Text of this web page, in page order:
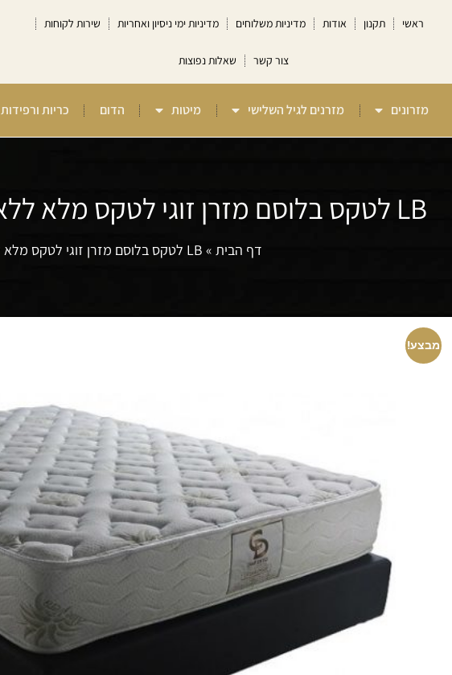
ראשי תקנון אודות מדיניות משלוחים מדיניות ימי ניסיון ואחריות שירות לקוחות
צור קשר שאלות נפוצות
מזרונים מזרנים לגיל השלישי מיטות הדום כריות ורפידות
LB לטקס בלוסם מזרן זוגי לטקס מלא ללא קפיצים למיטה וחצי Camp David
דף הבית » LB לטקס בלוסם מזרן זוגי לטקס מלא ללא קפיצים למיטה וחצי Camp David
מבצע!